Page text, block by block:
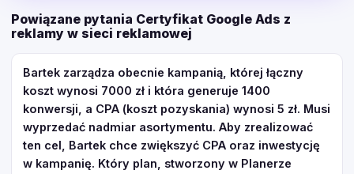
Powiązane pytania Certyfikat Google Ads z
reklamy w sieci reklamowej
Bartek zarządza obecnie kampanią, której łączny
koszt wynosi 7000 zł i która generuje 1400
konwersji, a CPA (koszt pozyskania) wynosi 5 zł. Musi
wyprzedać nadmiar asortymentu. Aby zrealizować
ten cel, Bartek chce zwiększyć CPA oraz inwestycję
w kampanię. Który plan, stworzony w Planerze